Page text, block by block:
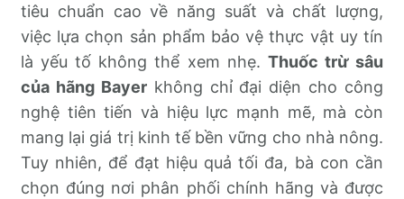
tiêu chuẩn cao về năng suất và chất lượng,
việc lựa chọn sản phẩm bảo vệ thực vật uy tín
là yếu tố không thể xem nhẹ. Thuốc trừ sâu
của hãng Bayerkhông chỉ đại diện cho công
nghệ tiên tiến và hiệu lực mạnh mẽ, mà còn
mang lại giá trị kinh tế bền vững cho nhà nông.
Tuy nhiên, để đạt hiệu quả tối đa, bà con cần
chọn đúng nơi phân phối chính hãng và được